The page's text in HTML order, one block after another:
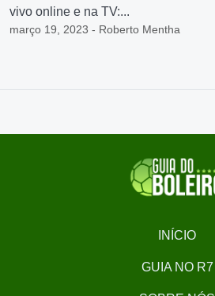
vivo online e na TV:...
março 19, 2023 - Roberto Mentha
INÍCIO
GUIA NO R7